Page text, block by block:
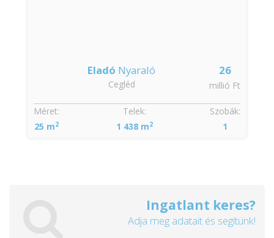
26
millió Ft
Eladó Nyaraló
Cegléd
Szobák:
1
Méret:
25 m2
Telek:
1 438 m2
Ingatlant keres?
Adja meg adatait és segítünk!